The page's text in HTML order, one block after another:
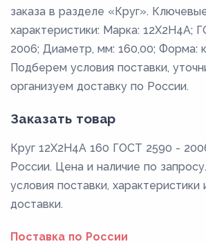
заказа в разделе «Круг».
характеристики: Марка: 12Х2Н4А;
2006; Диаметр, мм: 160,00; Форма:
Подберем условия поставки,
организуем доставку по России.
Заказать товар
Круг 12Х2Н4А 160 ГОСТ 2590 -
России. Цена и наличие по
условия поставки, характеристики
доставки.
Поставка по России